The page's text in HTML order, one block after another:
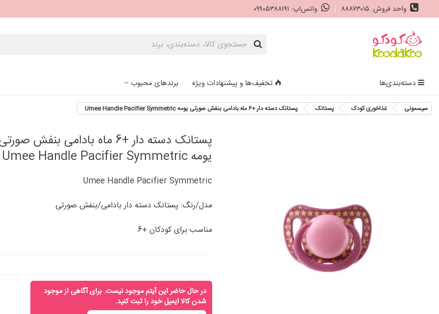
واحد فروش: ۸۸۸۷۳۰۱۵ واتس‌اپ: ۰۹۹۰۵۳۸۸۱۹۱
دسته‌بندی‌ها تخفیف‌ها و پیشنهادات ویژه برندهای محبوب
سیسمونی غذاخوری کودک پستانک پستانک دسته دار +6 ماه بادامی بنفش صورتی یومه Umee Handle Pacifier Symmetric
پستانک دسته دار +6 ماه بادامی بنفش
یومه Umee Handle Pacifier Symmetric
Umee Handle Pacifier Symmetric
مدل/رنگ: پستانک دسته دار بادامی/بنفش صورتی
مناسب برای کودکان +6
در حال حاضر این آیتم موجود نیست. برای آگاهی از موجود
شدن کالا ایمیل خود را ثبت کنید.